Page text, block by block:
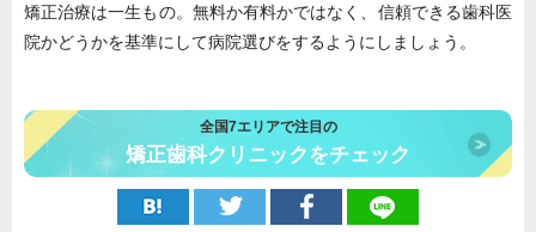
矯正治療は一生もの。無料か有料かではなく、信頼できる歯科医
院かどうかを基準にして病院選びをするようにしましょう。
全国7エリアで注目の
矯正歯科クリニックをチェック